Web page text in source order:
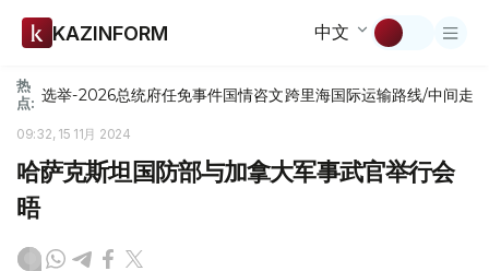
KAZINFORM 中文
热
点: 选举-2026总统府任免事件国情咨文跨里海国际运输路线/中间走廊
09:32, 15 11月 2024
哈萨克斯坦国防部与加拿大军事武官举行会
晤